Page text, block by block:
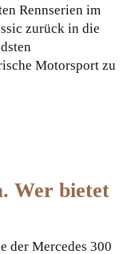
Rennserien im
zurück in die
Motorsport zu
Wer bietet
der Mercedes 300